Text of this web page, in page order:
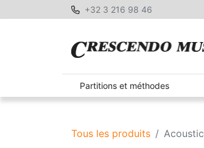
+32 3 216 98 46
Partitions et méthodes
Tous les produits Acoustic